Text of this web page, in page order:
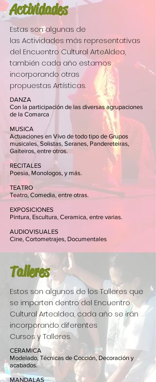
Talleres
Estos son algunos de los Talleres que
se imparten dentro del Encuentro
Cultural Artealdea, cada año se irán
incorporando diferentes
Cursos y Talleres.
CERAMICA
Modelado, Técnicas de Cocción, Decoración y
acabados.
MANDALAS
Actividades
Estas son algunas de
las Actividades más representativas
del Encuentro Cultural ArteAldea,
también cada año estamos
incorporando otras
propuestas Artísticas.
DANZA
Con la participación de las diversas agrupaciones
de la Comarca
MUSICA
Actuaciones en Vivo de todo tipo de Grupos
musicales, Solistas, Seranes, Pandereteiras,
Gaiteiros, entre otros.
RECITALES
Poesia, Monologos, y más.
TEATRO
Teatro, Comedia, entre otras.
EXPOSICIONES
Pintura, Escultura, Ceramica, entre varias.
AUDIOVISUALES
Cine, Cortometrajes, Documentales